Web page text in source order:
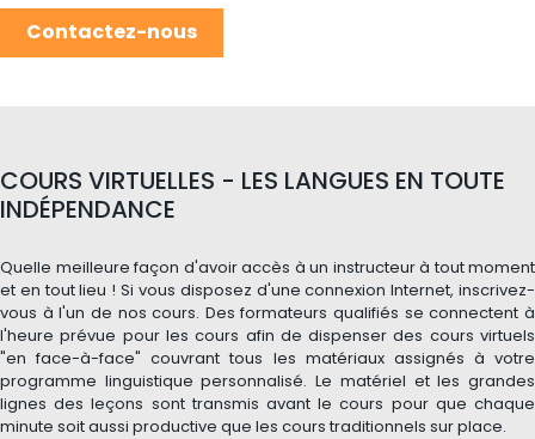
Contactez-nous
COURS VIRTUELLES - LES LANGUES EN TOUTE
INDÉPENDANCE
Quelle meilleure façon d'avoir accès à un instructeur à tout moment
et en tout lieu ! Si vous disposez d'une connexion Internet, inscrivez-
vous à l'un de nos cours. Des formateurs qualifiés se connectent à
l'heure prévue pour les cours afin de dispenser des cours virtuels
"en face-à-face" couvrant tous les matériaux assignés à votre
programme linguistique personnalisé. Le matériel et les grandes
lignes des leçons sont transmis avant le cours pour que chaque
minute soit aussi productive que les cours traditionnels sur place.